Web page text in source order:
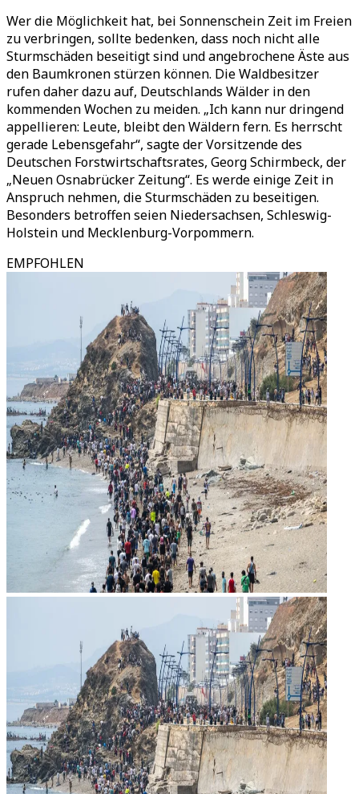
Wer die Möglichkeit hat, bei Sonnenschein Zeit im Freien
zu verbringen, sollte bedenken, dass noch nicht alle
Sturmschäden beseitigt sind und angebrochene Äste aus
den Baumkronen stürzen können. Die Waldbesitzer
rufen daher dazu auf, Deutschlands Wälder in den
kommenden Wochen zu meiden. „Ich kann nur dringend
appellieren: Leute, bleibt den Wäldern fern. Es herrscht
gerade Lebensgefahr“, sagte der Vorsitzende des
Deutschen Forstwirtschaftsrates, Georg Schirmbeck, der
„Neuen Osnabrücker Zeitung“. Es werde einige Zeit in
Anspruch nehmen, die Sturmschäden zu beseitigen.
Besonders betroffen seien Niedersachsen, Schleswig-
Holstein und Mecklenburg-Vorpommern.
EMPFOHLEN